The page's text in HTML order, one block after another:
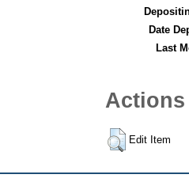
Date
Last
Edit Item